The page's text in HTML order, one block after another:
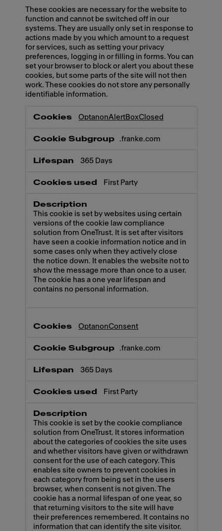
These cookies are necessary for the website to
function and cannot be switched off in our
systems. They are usually only set in response to
actions made by you which amount to a request
for services, such as setting your privacy
preferences, logging in or filling in forms. You can
set your browser to block or alert you about these
cookies, but some parts of the site will not then
work. These cookies do not store any personally
identifiable information.
OptanonAlertBoxClosed
.franke.com
365 Days
First Party
This cookie is set by websites using certain
versions of the cookie law compliance
solution from OneTrust. It is set after visitors
have seen a cookie information notice and in
some cases only when they actively close
the notice down. It enables the website not to
show the message more than once to a user.
The cookie has a one year lifespan and
contains no personal information.
OptanonConsent
.franke.com
365 Days
First Party
This cookie is set by the cookie compliance
solution from OneTrust. It stores information
about the categories of cookies the site uses
and whether visitors have given or withdrawn
consent for the use of each category. This
enables site owners to prevent cookies in
each category from being set in the users
browser, when consent is not given. The
cookie has a normal lifespan of one year, so
that returning visitors to the site will have
their preferences remembered. It contains no
information that can identify the site visitor.